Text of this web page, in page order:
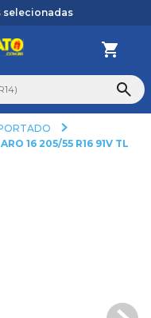
selecionadas
185/65R14)
16 205/55 R16 91V TL